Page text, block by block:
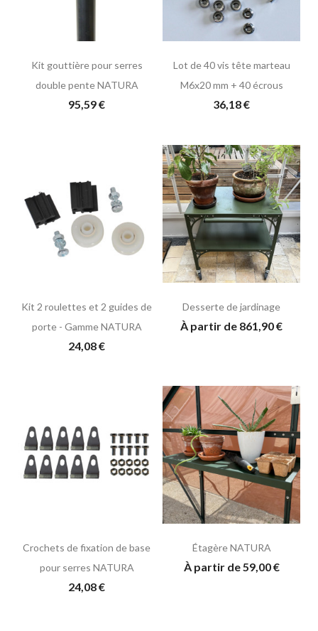
Kit gouttière pour serres
double pente NATURA
95,59 €
Lot de 40 vis tête marteau
M6x20 mm + 40 écrous
36,18 €
Kit 2 roulettes et 2 guides de
porte - Gamme NATURA
24,08 €
Desserte de jardinage
À partir de 861,90 €
Crochets de fixation de base
pour serres NATURA
24,08 €
Étagère NATURA
À partir de 59,00 €